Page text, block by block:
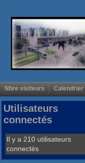
Nbre visiteurs Calendrier
Utilisateurs
connectés
Il y a 210 utilisateurs
connectés